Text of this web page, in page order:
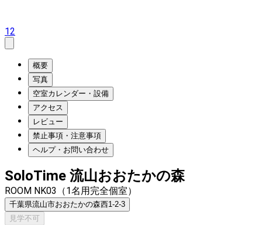
12
概要
写真
空室カレンダー・設備
アクセス
レビュー
禁止事項・注意事項
ヘルプ・お問い合わせ
SoloTime 流山おおたかの森
ROOM NK03（1名用完全個室）
千葉県流山市おおたかの森西1-2-3
見学不可